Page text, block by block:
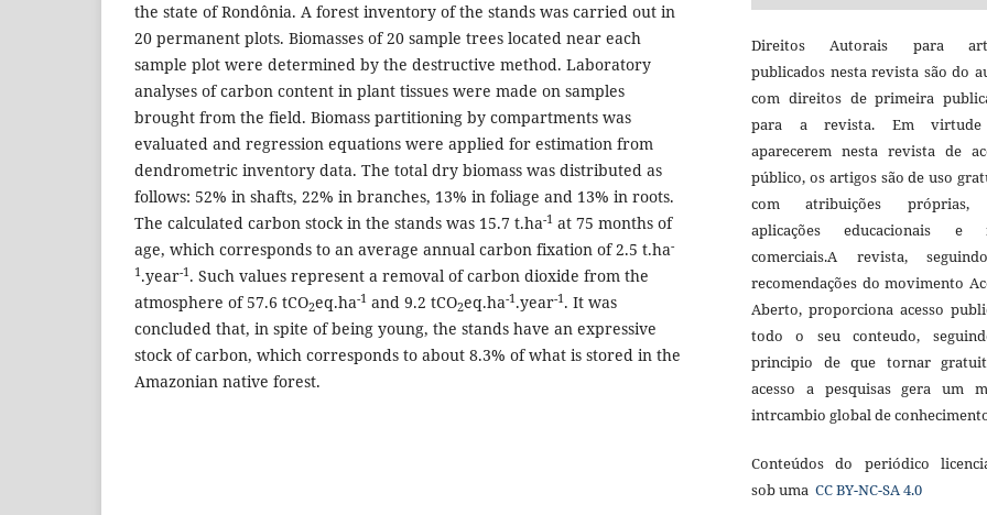
the state of Rondônia. A forest inventory of the stands was carried out in
20 permanent plots. Biomasses of 20 sample trees located near each
sample plot were determined by the destructive method. Laboratory
analyses of carbon content in plant tissues were made on samples
brought from the field. Biomass partitioning by compartments was
evaluated and regression equations were applied for estimation from
dendrometric inventory data. The total dry biomass was distributed as
follows: 52% in shafts, 22% in branches, 13% in foliage and 13% in roots.
The calculated carbon stock in the stands was 15.7 t.ha-1 at 75 months of
age, which corresponds to an average annual carbon fixation of 2.5 t.ha-
1 .year-1 . Such values represent a removal of carbon dioxide from the
atmosphere of 57.6 tCO2eq.ha-1 and 9.2 tCO2eq.ha-1 .year-1 . It was
concluded that, in spite of being young, the stands have an expressive
stock of carbon, which corresponds to about 8.3% of what is stored in the
Amazonian native forest.
Direitos Autorais para
publicados nesta revista são do
com direitos de primeira
para a revista. Em
aparecerem nesta revista de
público, os artigos são de uso
com atribuições próprias,
aplicações educacionais e
comerciais.A revista,
recomendações do movimento
Aberto, proporciona acesso
todo o seu conteudo,
principio de que tornar
acesso a pesquisas gera um
intrcambio global de
Conteúdos do periódico
sob uma CC BY-NC-SA 4.0